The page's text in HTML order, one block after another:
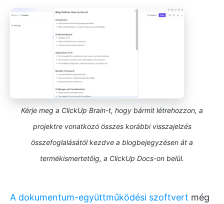
Kérje meg a ClickUp Brain-t, hogy bármit létrehozzon, a
projektre vonatkozó összes korábbi visszajelzés
összefoglalásától kezdve a blogbejegyzésen át a
termékismertetőig, a ClickUp Docs-on belül.
A dokumentum-együttműködési szoftvert még